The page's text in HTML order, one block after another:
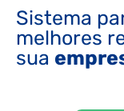
Sistema
melhores
sua